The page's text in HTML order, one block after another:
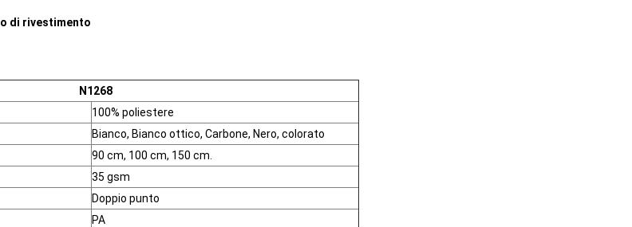
di rivestimento
N1268
100% poliestere
Bianco, Bianco ottico, Carbone, Nero, colorato
90 cm, 100 cm, 150 cm.
35 gsm
Doppio punto
PA